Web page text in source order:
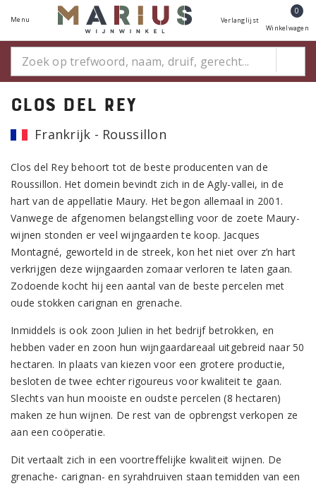
Menu Verlanglijst
0
Winkelwagen
Clos del Rey
Frankrijk - Roussillon
Clos del Rey behoort tot de beste producenten van de
Roussillon. Het domein bevindt zich in de Agly-vallei, in de
hart van de appellatie Maury. Het begon allemaal in 2001.
Vanwege de afgenomen belangstelling voor de zoete Maury-
wijnen stonden er veel wijngaarden te koop. Jacques
Montagné, geworteld in de streek, kon het niet over z’n hart
verkrijgen deze wijngaarden zomaar verloren te laten gaan.
Zodoende kocht hij een aantal van de beste percelen met
oude stokken carignan en grenache.
Inmiddels is ook zoon Julien in het bedrijf betrokken, en
hebben vader en zoon hun wijngaardareaal uitgebreid naar 50
hectaren. In plaats van kiezen voor een grotere productie,
besloten de twee echter rigoureus voor kwaliteit te gaan.
Slechts van hun mooiste en oudste percelen (8 hectaren)
maken ze hun wijnen. De rest van de opbrengst verkopen ze
aan een coöperatie.
Dit vertaalt zich in een voortreffelijke kwaliteit wijnen. De
grenache- carignan- en syrahdruiven staan temidden van een